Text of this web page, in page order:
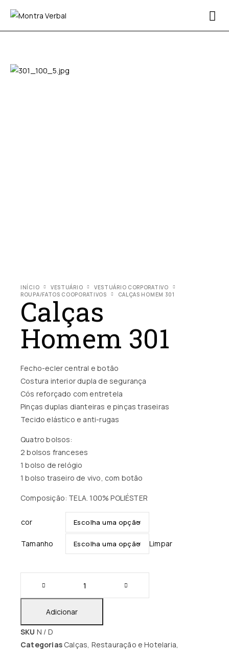
INÍCIO VESTUÁRIO
VESTUÁRIO CORPORATIVO
ROUPA/FATOS COOPORATIVOS
CALÇAS HOMEM 301
Calças
Homem 301
Fecho-ecler central e botão
Costura interior dupla de segurança
Cós reforçado com entretela
Pinças duplas dianteiras e pinças traseiras
Tecido elástico e anti-rugas
Quatro bolsos:
2 bolsos franceses
1 bolso de relógio
1 bolso traseiro de vivo, com botão
Composição: TELA. 100% POLIÉSTER
cor
Tamanho Limpar
Adicionar
SKU N / D
Categorias Calças, Restauração e Hotelaria,